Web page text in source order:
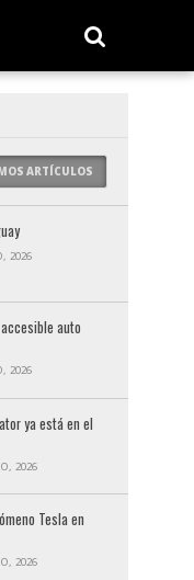
ARTÍCULOS
2026
auto
2026
ya está en el
2026
Tesla en
2026